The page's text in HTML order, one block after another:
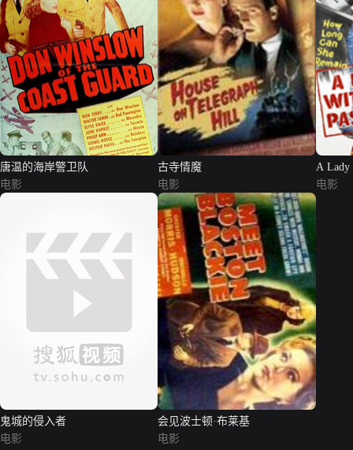
唐温的海岸警卫队
电影
古寺情魔
电影
A Lady
电影
鬼城的侵入者
电影
会见波士顿·布莱基
电影